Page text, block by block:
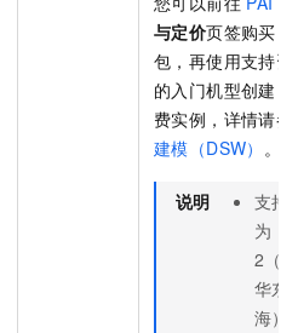
与定价页签购买
包，再使用支持
的入门机型创建
费实例，详情请参
建模（DSW） 。
说明
支持
为：
2（
华东
海）